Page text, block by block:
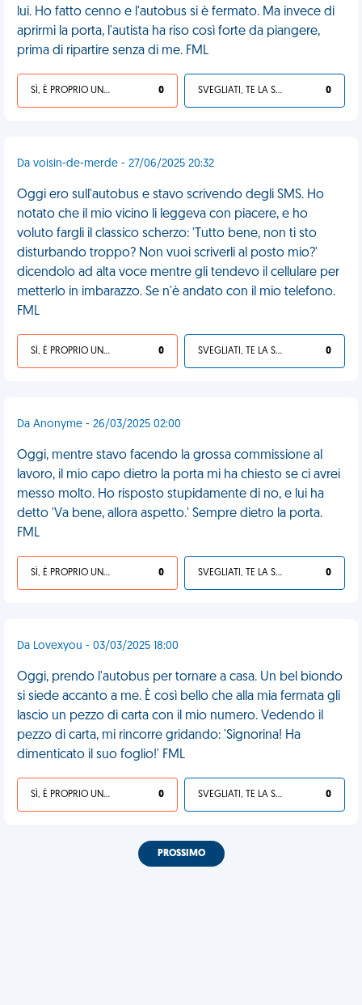
lui. Ho fatto cenno e l'autobus si è fermato. Ma invece di
aprirmi la porta, l'autista ha riso così forte da piangere,
prima di ripartire senza di me. FML
SÌ, È PROPRIO UNA VDM! 0 SVEGLIATI, TE LA SEI CERCATA! 0
Da voisin-de-merde - 27/06/2025 20:32
Oggi ero sull'autobus e stavo scrivendo degli SMS. Ho
notato che il mio vicino li leggeva con piacere, e ho
voluto fargli il classico scherzo: 'Tutto bene, non ti sto
disturbando troppo? Non vuoi scriverli al posto mio?'
dicendolo ad alta voce mentre gli tendevo il cellulare per
metterlo in imbarazzo. Se n'è andato con il mio telefono.
FML
SÌ, È PROPRIO UNA VDM! 0 SVEGLIATI, TE LA SEI CERCATA! 0
Da Anonyme - 26/03/2025 02:00
Oggi, mentre stavo facendo la grossa commissione al
lavoro, il mio capo dietro la porta mi ha chiesto se ci avrei
messo molto. Ho risposto stupidamente di no, e lui ha
detto 'Va bene, allora aspetto.' Sempre dietro la porta.
FML
SÌ, È PROPRIO UNA VDM! 0 SVEGLIATI, TE LA SEI CERCATA! 0
Da Lovexyou - 03/03/2025 18:00
Oggi, prendo l'autobus per tornare a casa. Un bel biondo
si siede accanto a me. È così bello che alla mia fermata gli
lascio un pezzo di carta con il mio numero. Vedendo il
pezzo di carta, mi rincorre gridando: 'Signorina! Ha
dimenticato il suo foglio!' FML
SÌ, È PROPRIO UNA VDM! 0 SVEGLIATI, TE LA SEI CERCATA! 0
PROSSIMO